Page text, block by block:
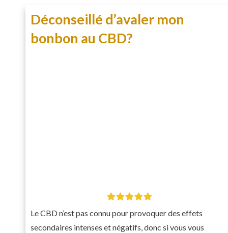
Déconseillé d’avaler mon
bonbon au CBD?
Le CBD n’est pas connu pour provoquer des effets
secondaires intenses et négatifs, donc si vous vous